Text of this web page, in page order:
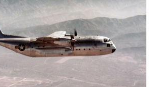
The SAFE Guide app
Nabídky práce v letectví
Inzerujte s námi